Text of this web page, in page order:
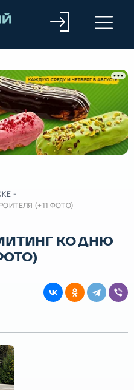
-
(+11 ФОТО)
КО ДНЮ